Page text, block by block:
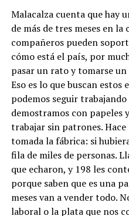
Malacalza cuenta que hay
de más de tres meses en
compañeros pueden
cómo está el país, por
pasar un rato y tomarse
Eso es lo que buscan estos
podemos seguir
demostramos con papeles
trabajar sin patrones.
tomada la fábrica: si
fila de miles de personas.
que echaron, y 198 les
porque saben que es una
meses van a vender todo.
laboral o la plata que nos